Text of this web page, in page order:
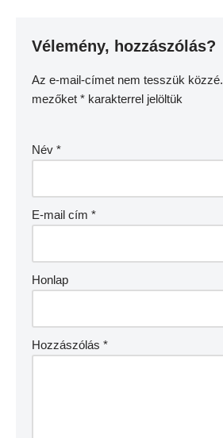
Vélemény, hozzászólás?
Az e-mail-címet nem tesszük közzé.
mezőket * karakterrel jelöltük
Név *
E-mail cím *
Honlap
Hozzászólás *